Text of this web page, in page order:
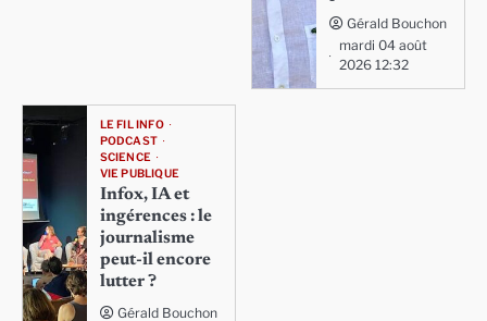
Gérald Bouchon
mardi 04 août
2026 12:32
LE FIL INFO
PODCAST
SCIENCE
VIE PUBLIQUE
Infox, IA et
ingérences : le
journalisme
peut-il encore
lutter ?
Gérald Bouchon